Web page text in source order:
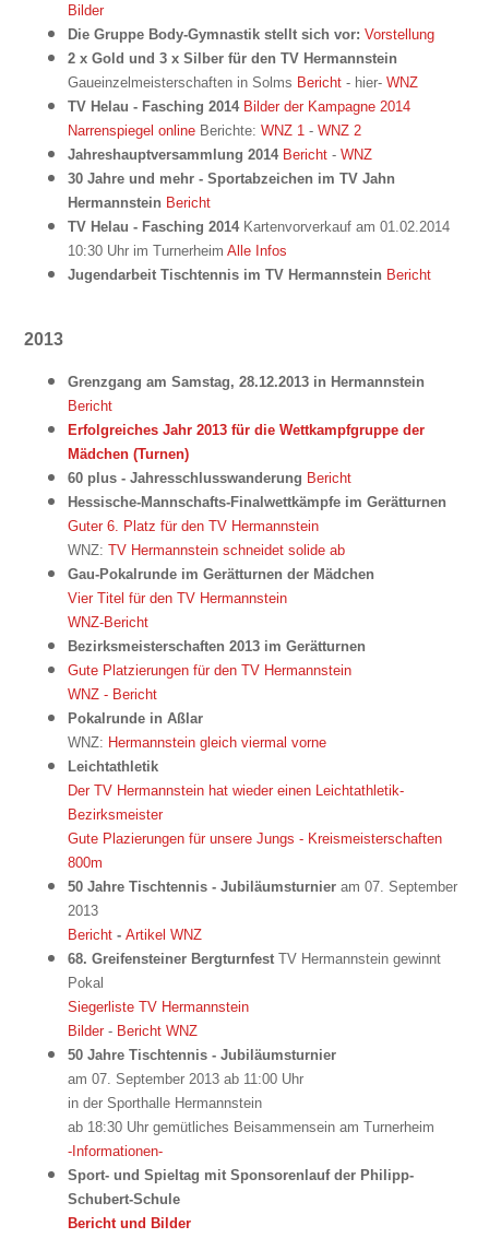
Bilder
Die Gruppe Body-Gymnastik stellt sich vor: Vorstellung
2 x Gold und 3 x Silber für den TV Hermannstein
Gaueinzelmeisterschaften in Solms Bericht - hier- WNZ
TV Helau - Fasching 2014 Bilder der Kampagne 2014
Narrenspiegel online Berichte: WNZ 1 - WNZ 2
Jahreshauptversammlung 2014 Bericht - WNZ
30 Jahre und mehr - Sportabzeichen im TV Jahn
Hermannstein Bericht
TV Helau - Fasching 2014Kartenvorverkauf am 01.02.2014
10:30 Uhr im Turnerheim Alle Infos
Jugendarbeit Tischtennis im TV Hermannstein Bericht
2013
Grenzgang am Samstag, 28.12.2013 in Hermannstein
Bericht
Erfolgreiches Jahr 2013 für die Wettkampfgruppe der
Mädchen (Turnen)
60 plus - Jahresschlusswanderung Bericht
Hessische-Mannschafts-Finalwettkämpfe im Gerätturnen
Guter 6. Platz für den TV Hermannstein
WNZ: TV Hermannstein schneidet solide ab
Gau-Pokalrunde im Gerätturnen der Mädchen
Vier Titel für den TV Hermannstein
WNZ-Bericht
Bezirksmeisterschaften 2013 im Gerätturnen
Gute Platzierungen für den TV Hermannstein
WNZ - Bericht
Pokalrunde in Aßlar
WNZ: Hermannstein gleich viermal vorne
Leichtathletik
Der TV Hermannstein hat wieder einen Leichtathletik-
Bezirksmeister
Gute Plazierungen für unsere Jungs - Kreismeisterschaften
800m
50 Jahre Tischtennis - Jubiläumsturnier am 07. September
2013
Bericht - Artikel WNZ
68. Greifensteiner Bergturnfest TV Hermannstein gewinnt
Pokal
Siegerliste TV Hermannstein
Bilder - Bericht WNZ
50 Jahre Tischtennis - Jubiläumsturnier
am 07. September 2013 ab 11:00 Uhr
in der Sporthalle Hermannstein
ab 18:30 Uhr gemütliches Beisammensein am Turnerheim
-Informationen-
Sport- und Spieltag mit Sponsorenlauf der Philipp-
Schubert-Schule
Bericht und Bilder